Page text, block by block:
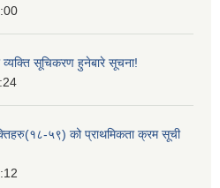
सूचिकरण हुनेबारे सूचना!
५९) को प्राथमिकता क्रम सूची